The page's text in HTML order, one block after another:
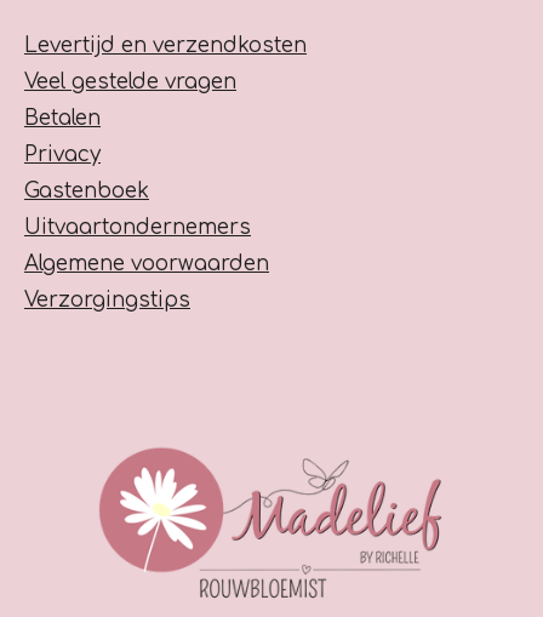
Levertijd en verzendkosten
Veel gestelde vragen
Betalen
Privacy
Gastenboek
Uitvaartondernemers
Algemene voorwaarden
Verzorgingstips